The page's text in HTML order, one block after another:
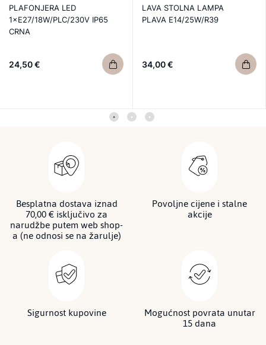
PLAFONJERA LED
1×E27/18W/PLC/230V IP65
CRNA
24,50 €
LAVA STOLNA LAMPA
PLAVA E14/25W/R39
34,00 €
Besplatna dostava iznad
70,00 € isključivo za
narudžbe putem web shop-
a (ne odnosi se na žarulje)
Povoljne cijene i stalne
akcije
Sigurnost kupovine Mogućnost povrata unutar
15 dana